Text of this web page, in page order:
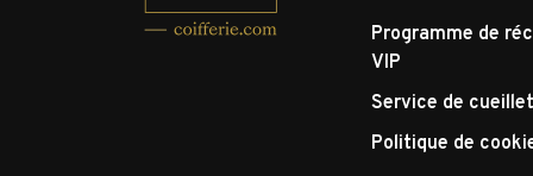
Programme de
VIP
Service de
Politique de